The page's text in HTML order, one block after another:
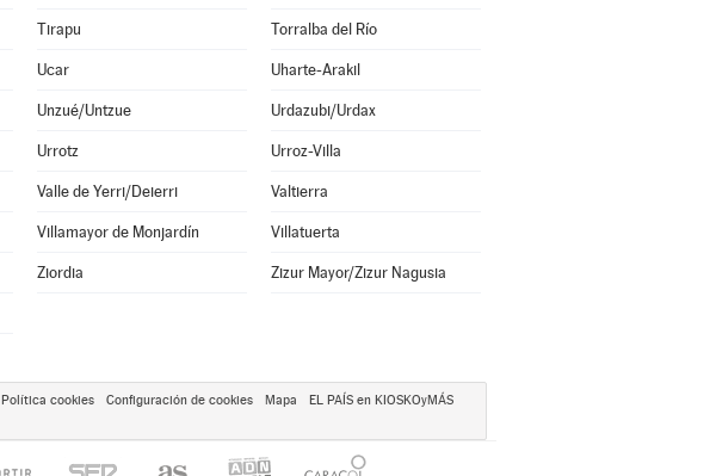
Tirapu Torralba del Río
Ucar Uharte-Arakil
Unzué/Untzue Urdazubi/Urdax
Urrotz Urroz-Villa
Valle de Yerri/Deierri Valtierra
Villamayor de Monjardín Villatuerta
Ziordia Zizur Mayor/Zizur Nagusia
Política cookies Configuración de cookies Mapa
EL PAÍS en KIOSKOyMÁS